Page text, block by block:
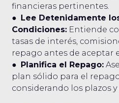
financieras pertinentes.
●
Lee Detenidamente
Condiciones: Entiende
tasas de interés,
repago antes de aceptar
●
Planifica el Repago:
plan sólido para el
considerando los plazos